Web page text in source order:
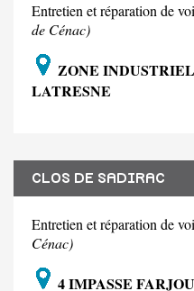
Entretien et réparation de
de Cénac)
ZONE
LATRESNE
CLOS DE SADIRAC
Entretien et réparation de
Cénac)
4 IMPASSE